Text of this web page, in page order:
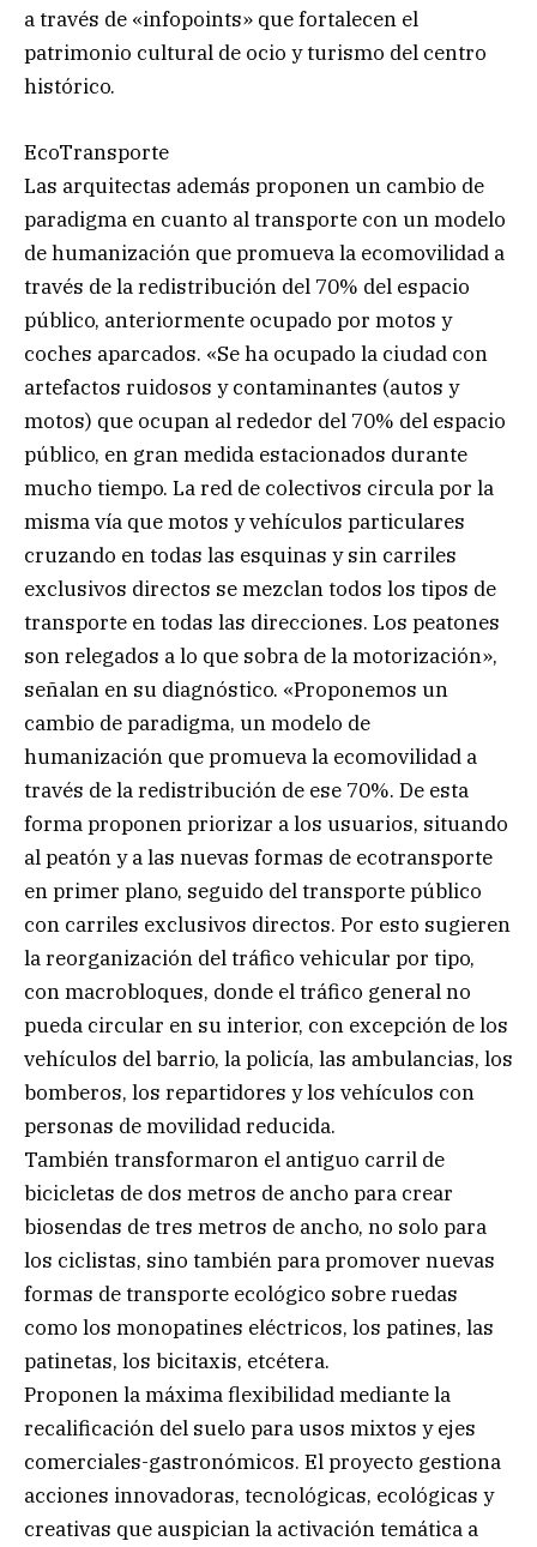
a través de «infopoints» que fortalecen el
patrimonio cultural de ocio y turismo del centro
histórico.
EcoTransporte
Las arquitectas además proponen un cambio de
paradigma en cuanto al transporte con un modelo
de humanización que promueva la ecomovilidad a
través de la redistribución del 70% del espacio
público, anteriormente ocupado por motos y
coches aparcados. «Se ha ocupado la ciudad con
artefactos ruidosos y contaminantes (autos y
motos) que ocupan al rededor del 70% del espacio
público, en gran medida estacionados durante
mucho tiempo. La red de colectivos circula por la
misma vía que motos y vehículos particulares
cruzando en todas las esquinas y sin carriles
exclusivos directos se mezclan todos los tipos de
transporte en todas las direcciones. Los peatones
son relegados a lo que sobra de la motorización»,
señalan en su diagnóstico. «Proponemos un
cambio de paradigma, un modelo de
humanización que promueva la ecomovilidad a
través de la redistribución de ese 70%. De esta
forma proponen priorizar a los usuarios, situando
al peatón y a las nuevas formas de ecotransporte
en primer plano, seguido del transporte público
con carriles exclusivos directos. Por esto sugieren
la reorganización del tráfico vehicular por tipo,
con macrobloques, donde el tráfico general no
pueda circular en su interior, con excepción de los
vehículos del barrio, la policía, las ambulancias, los
bomberos, los repartidores y los vehículos con
personas de movilidad reducida.
También transformaron el antiguo carril de
bicicletas de dos metros de ancho para crear
biosendas de tres metros de ancho, no solo para
los ciclistas, sino también para promover nuevas
formas de transporte ecológico sobre ruedas
como los monopatines eléctricos, los patines, las
patinetas, los bicitaxis, etcétera.
Proponen la máxima flexibilidad mediante la
recalificación del suelo para usos mixtos y ejes
comerciales-gastronómicos. El proyecto gestiona
acciones innovadoras, tecnológicas, ecológicas y
creativas que auspician la activación temática a